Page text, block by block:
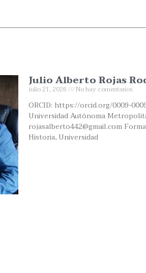
Julio Alberto Rojas
julio 21, 2026 No hay comentarios
ORCID: https://orcid.org/0009-
Universidad Autónoma
rojasalberto442@gmail.com
Historia, Universidad